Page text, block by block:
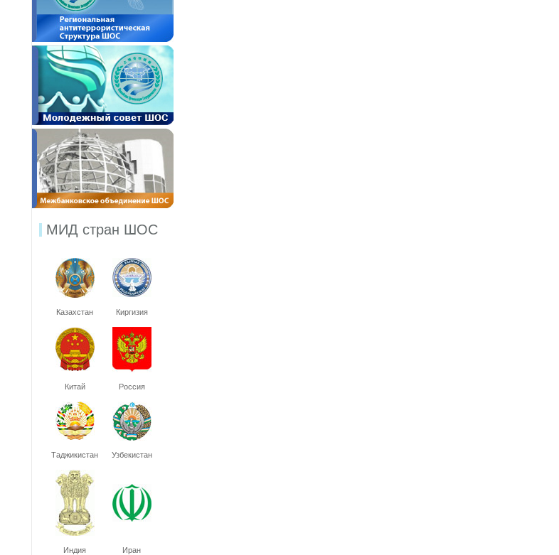
МИД стран ШОС
Казахстан Киргизия
Китай Россия
Таджикистан Узбекистан
Индия Иран